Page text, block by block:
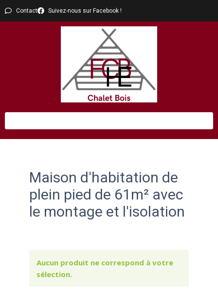
Contact Suivez-nous sur Facebook !
Maison d'habitation de
plein pied de 61m² avec
le montage et l'isolation
Aucun produit ne correspond à votre
sélection.